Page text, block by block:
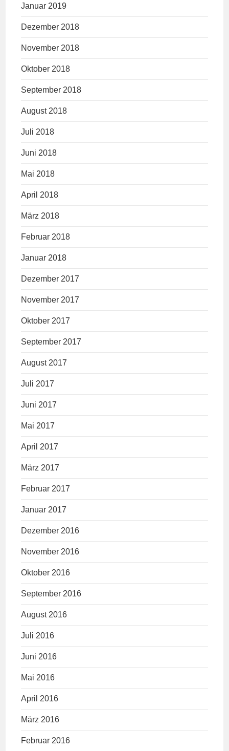
Januar 2019
Dezember 2018
November 2018
Oktober 2018
September 2018
August 2018
Juli 2018
Juni 2018
Mai 2018
April 2018
März 2018
Februar 2018
Januar 2018
Dezember 2017
November 2017
Oktober 2017
September 2017
August 2017
Juli 2017
Juni 2017
Mai 2017
April 2017
März 2017
Februar 2017
Januar 2017
Dezember 2016
November 2016
Oktober 2016
September 2016
August 2016
Juli 2016
Juni 2016
Mai 2016
April 2016
März 2016
Februar 2016